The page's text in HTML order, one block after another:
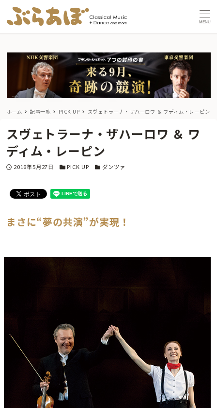
MENU
ホーム 記事一覧 PICK UP スヴェトラーナ・ザハーロワ ＆ ワディム・レーピン
スヴェトラーナ・ザハーロワ ＆ ワ
ディム・レーピン
投稿日
2016年5月27日 カテゴリー
PICK UP カテゴリー
ダンツァ
まさに“夢の共演”が実現！